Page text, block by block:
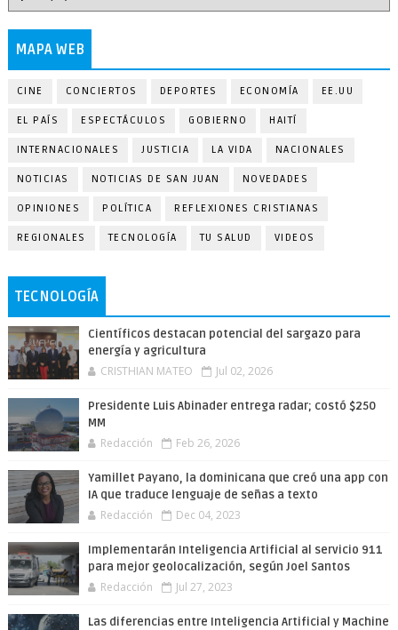
MAPA WEB
CINE CONCIERTOS DEPORTES ECONOMÍA EE.UU
EL PAÍS ESPECTÁCULOS GOBIERNO HAITÍ
INTERNACIONALES JUSTICIA LA VIDA NACIONALES
NOTICIAS NOTICIAS DE SAN JUAN NOVEDADES
OPINIONES POLÍTICA REFLEXIONES CRISTIANAS
REGIONALES TECNOLOGÍA TU SALUD VIDEOS
TECNOLOGÍA
Científicos destacan potencial del sargazo para
energía y agricultura
CRISTHIAN MATEO Jul 02, 2026
Presidente Luis Abinader entrega radar; costó $250
MM
Redacción Feb 26, 2026
Yamillet Payano, la dominicana que creó una app con
IA que traduce lenguaje de señas a texto
Redacción Dec 04, 2023
Implementarán Inteligencia Artificial al servicio 911
para mejor geolocalización, según Joel Santos
Redacción Jul 27, 2023
Las diferencias entre Inteligencia Artificial y Machine